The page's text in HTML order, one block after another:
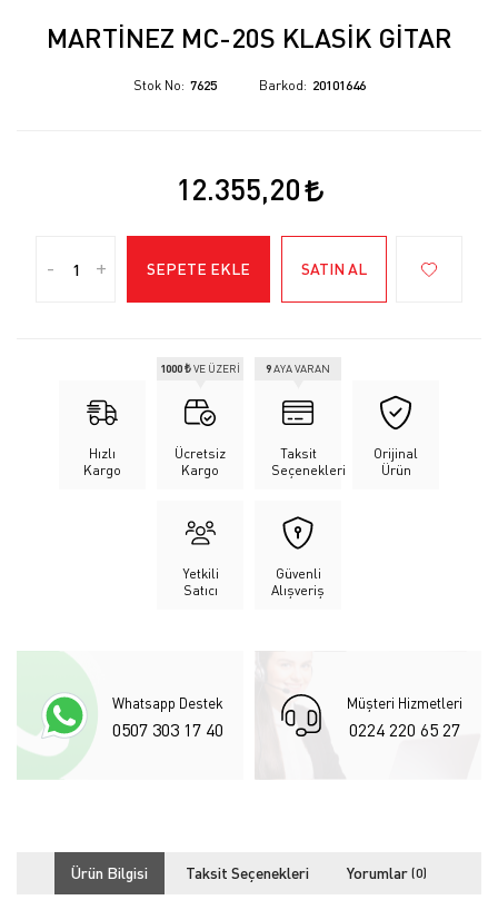
MARTINEZ MC-20S KLASIK GITAR
Stok No 7625 Barkod 20101646
12.355,20
- + SEPETE EKLE SATIN AL
Hızlı
Kargo
Ücretsiz
Kargo
1000 ₺VE ÜZERİ
Taksit
Seçenekleri
9AYA VARAN
Orijinal
Ürün
Yetkili
Satıcı
Güvenli
Alışveriş
Whatsapp Destek
0507 303 17 40
Müşteri Hizmetleri
0224 220 65 27
Ürün Bilgisi Taksit Seçenekleri Yorumlar (0)